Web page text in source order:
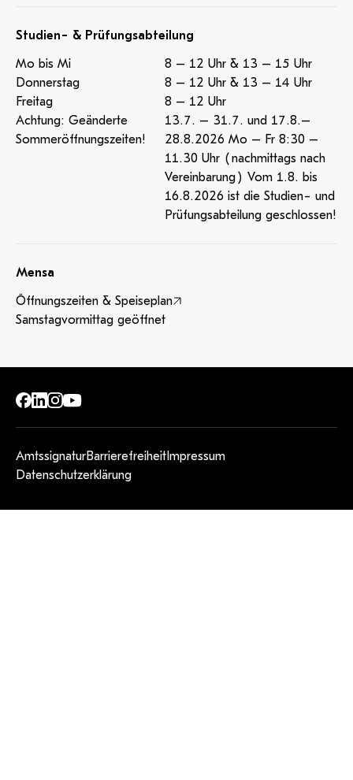
Studien- & Prüfungsabteilung
Mo bis Mi
8 – 12 Uhr & 13 – 15 Uhr
Donnerstag
8 – 12 Uhr & 13 – 14 Uhr
Freitag
8 – 12 Uhr
Achtung: Geänderte
Sommeröffnungszeiten!
13.7. – 31.7. und 17.8.–
28.8.2026 Mo – Fr 8:30 –
11.30 Uhr (nachmittags nach
Vereinbarung) Vom 1.8. bis
16.8.2026 ist die Studien- und
Prüfungsabteilung geschlossen!
Mensa
Öffnungszeiten & Speiseplan
Samstagvormittag geöffnet
AmtssignaturBarrierefreiheit Impressum
Datenschutzerklärung